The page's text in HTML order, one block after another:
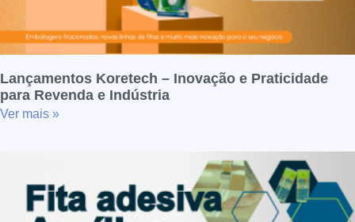
Lançamentos Koretech – Inovação e Praticidade
para Revenda e Indústria
Ver mais »